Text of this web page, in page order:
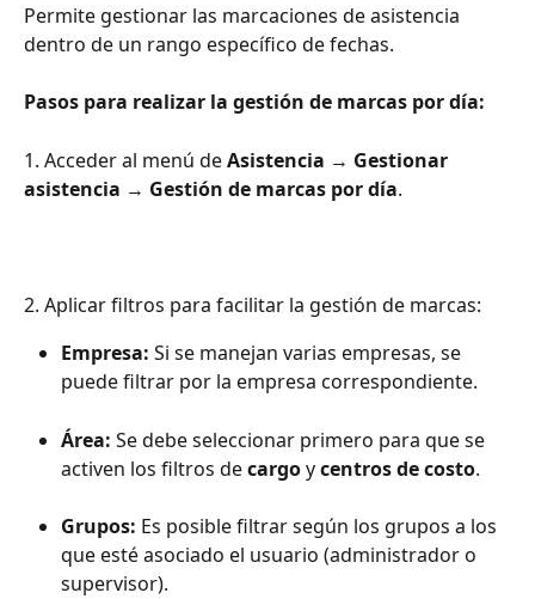
Permite gestionar las marcaciones de asistencia
dentro de un rango específico de fechas.
Pasos para realizar la gestión de marcas por día:
1. Acceder al menú de Asistencia → Gestionar
asistencia → Gestión de marcas por día.
2. Aplicar filtros para facilitar la gestión de marcas:
Empresa: Si se manejan varias empresas, se
puede filtrar por la empresa correspondiente.
Área: Se debe seleccionar primero para que se
activen los filtros de cargo y centros de costo.
Grupos: Es posible filtrar según los grupos a los
que esté asociado el usuario (administrador o
supervisor).